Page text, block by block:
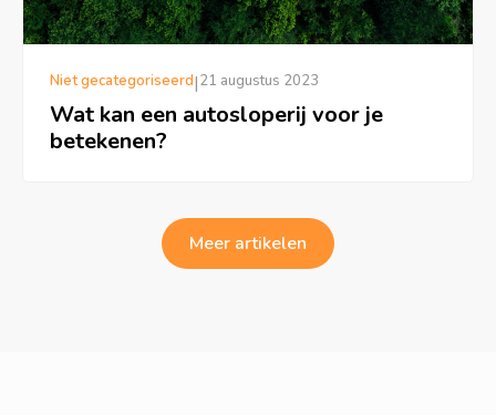
Niet gecategoriseerd|21 augustus 2023
Wat kan een autosloperij voor je
betekenen?
Meer artikelen